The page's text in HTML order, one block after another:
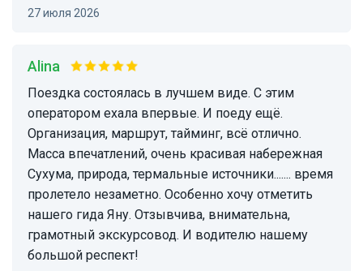
27 июля 2026
Alina
Поездка состоялась в лучшем виде. С этим
оператором ехала впервые. И поеду ещё.
Организация, маршрут, тайминг, всё отлично.
Масса впечатлений, очень красивая набережная
Сухума, природа, термальные источники....... время
пролетело незаметно. Особенно хочу отметить
нашего гида Яну. Отзывчива, внимательна,
грамотный экскурсовод. И водителю нашему
большой респект!